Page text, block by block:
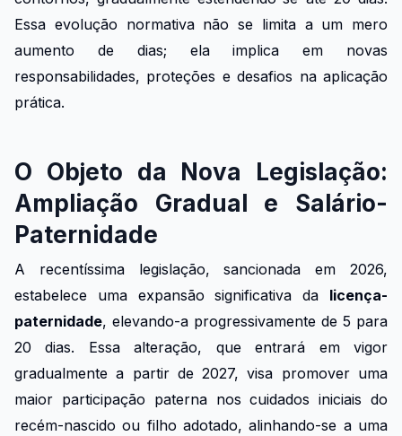
Essa evolução normativa não se limita a um mero
aumento de dias; ela implica em novas
responsabilidades, proteções e desafios na aplicação
prática.
O Objeto da Nova Legislação:
Ampliação Gradual e Salário-
Paternidade
A recentíssima legislação, sancionada em 2026,
estabelece uma expansão significativa da licença-
paternidade, elevando-a progressivamente de 5 para
20 dias. Essa alteração, que entrará em vigor
gradualmente a partir de 2027, visa promover uma
maior participação paterna nos cuidados iniciais do
recém-nascido ou filho adotado, alinhando-se a uma